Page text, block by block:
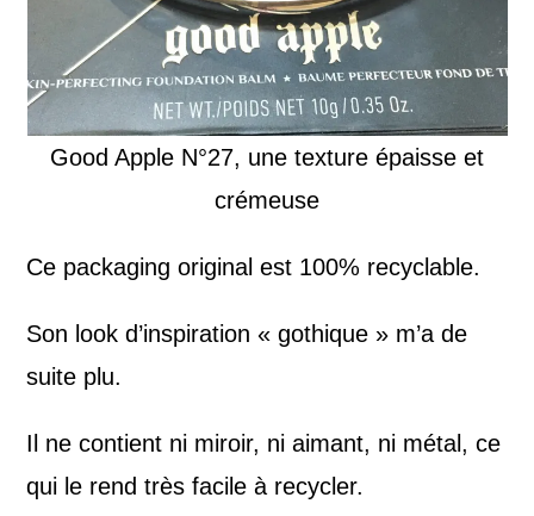
Good Apple N°27, une texture épaisse et
crémeuse
Ce packaging original est 100% recyclable.
Son look d’inspiration « gothique » m’a de
suite plu.
Il ne contient ni miroir, ni aimant, ni métal, ce
qui le rend très facile à recycler.